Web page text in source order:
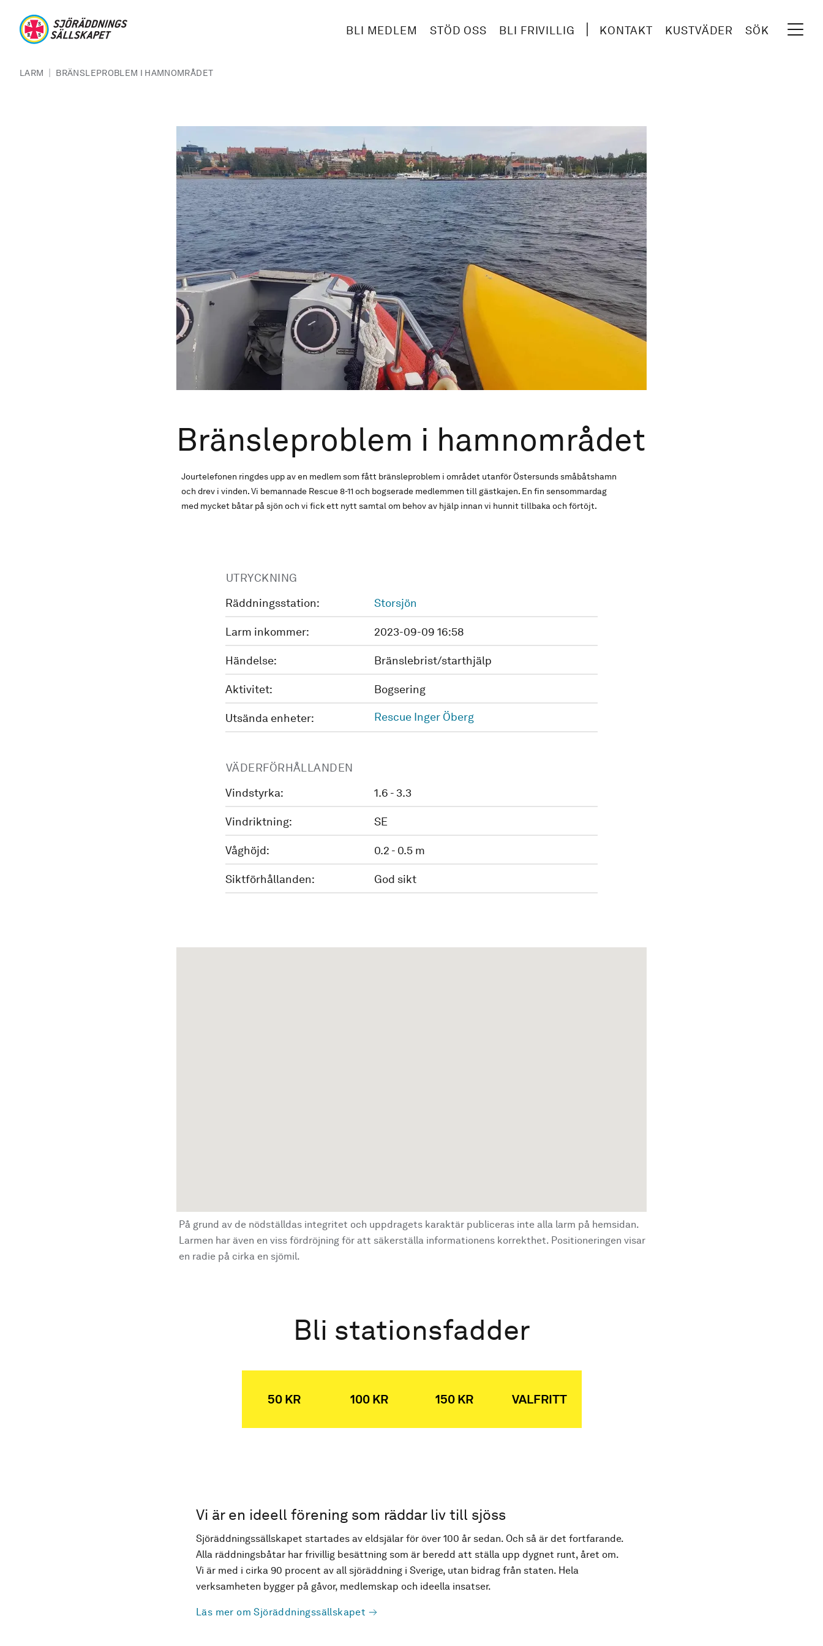
BLI MEDLEM STÖD OSS BLI FRIVILLIG KONTAKT KUSTVÄDER SÖK
LARM | BRÄNSLEPROBLEM I HAMNOMRÅDET
Bränsleproblem i hamnområdet
Jourtelefonen ringdes upp av en medlem som fått bränsleproblem i området utanför Östersunds småbåtshamn
och drev i vinden. Vi bemannade Rescue 8-11 och bogserade medlemmen till gästkajen. En fin sensommardag
med mycket båtar på sjön och vi fick ett nytt samtal om behov av hjälp innan vi hunnit tillbaka och förtöjt.
UTRYCKNING
Räddningsstation:
Storsjön
Larm inkommer: 2023-09-09 16:58
Händelse: Bränslebrist/starthjälp
Aktivitet: Bogsering
Utsända enheter: Rescue Inger Öberg
VÄDERFÖRHÅLLANDEN
Vindstyrka:
1.6 - 3.3
Vindriktning: SE
Våghöjd: 0.2 - 0.5 m
Siktförhållanden: God sikt
På grund av de nödställdas integritet och uppdragets karaktär publiceras inte alla larm på hemsidan.
Larmen har även en viss fördröjning för att säkerställa informationens korrekthet. Positioneringen visar
en radie på cirka en sjömil.
Bli stationsfadder
50 KR 100 KR 150 KR VALFRITT
Vi är en ideell förening som räddar liv till sjöss
Sjöräddningssällskapet startades av eldsjälar för över 100 år sedan. Och så är det fortfarande.
Alla räddningsbåtar har frivillig besättning som är beredd att ställa upp dygnet runt, året om.
Vi är med i cirka 90 procent av all sjöräddning i Sverige, utan bidrag från staten. Hela
verksamheten bygger på gåvor, medlemskap och ideella insatser.
Läs mer om Sjöräddningssällskapet